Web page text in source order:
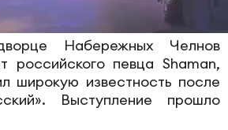
Набережных Челнов
российского певца Shaman,
широкую известность после
Выступление прошло